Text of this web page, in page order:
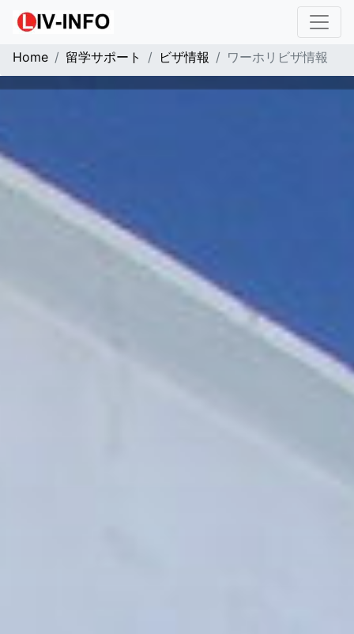
Home 留学サポート ビザ情報 ワーホリビザ情報